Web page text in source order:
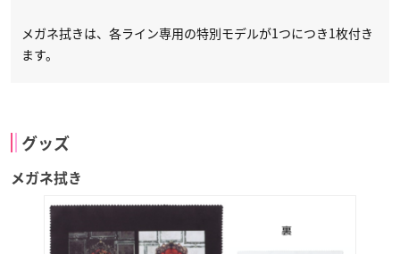
メガネ拭きは、各ライン専用の特別モデルが1つにつき1枚付き
ます。
グッズ
メガネ拭き